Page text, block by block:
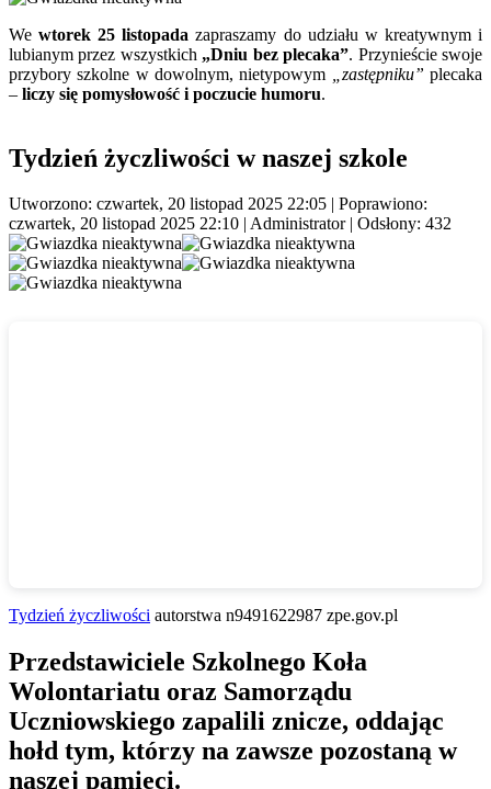
Wewtorek 25 listopada zapraszamy do udziału w kreatywnym i
lubianym przez wszystkich „Dniu bez plecaka”. Przynieście swoje
przybory szkolne w dowolnym, nietypowym
„zastępniku” plecaka
– liczy się pomysłowość i poczucie humoru.
Tydzień życzliwości w naszej szkole
Utworzono: czwartek, 20 listopad 2025 22:05 | Poprawiono:
czwartek, 20 listopad 2025 22:10 | Administrator| Odsłony: 432
Tydzień życzliwości autorstwa n9491622987 zpe.gov.pl
Przedstawiciele Szkolnego Koła
Wolontariatu oraz Samorządu
Uczniowskiego zapalili znicze, oddając
hołd tym, którzy na zawsze pozostaną w
naszej pamięci.